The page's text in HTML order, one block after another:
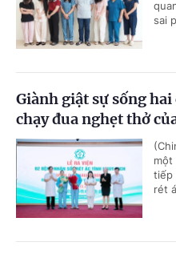
sai
Giành giật sự sống
chạy đua nghẹt thở
một
tiếp
rét